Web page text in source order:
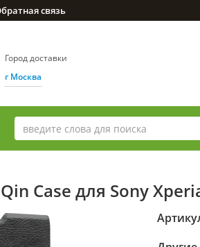
связь
Город доставки
г Москва
Case для Sony